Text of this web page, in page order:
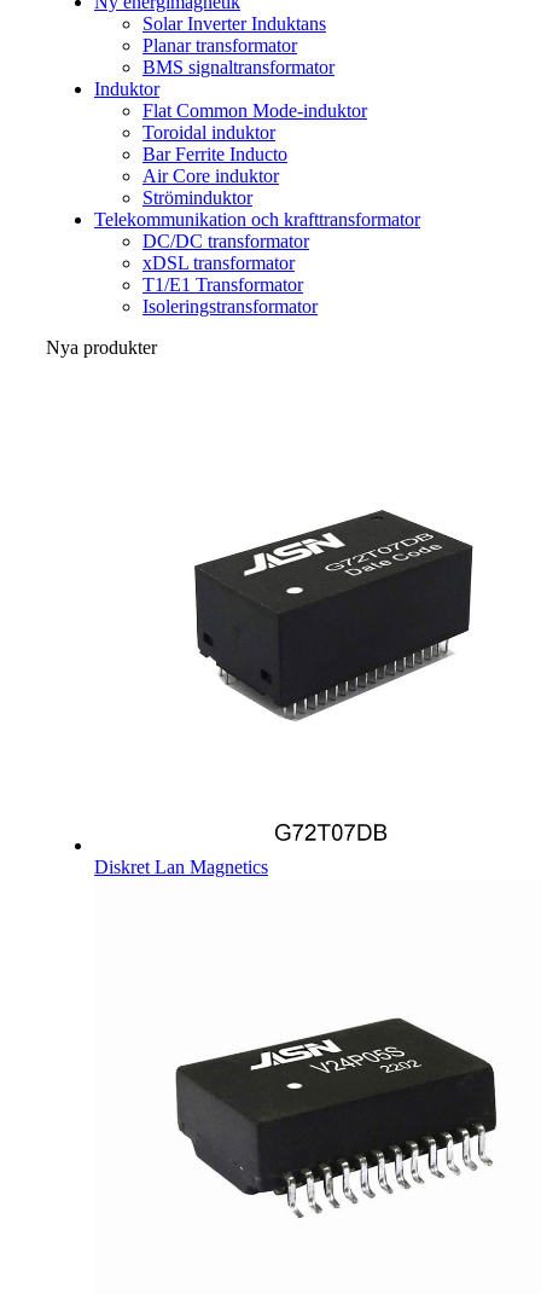
Solar Inverter Induktans
Planar transformator
BMS signaltransformator
Induktor
Flat Common Mode-induktor
Toroidal induktor
Bar Ferrite Inducto
Air Core induktor
Ströminduktor
Telekommunikation och krafttransformator
DC/DC transformator
xDSL transformator
T1/E1 Transformator
Isoleringstransformator
Nya produkter
Diskret Lan Magnetics